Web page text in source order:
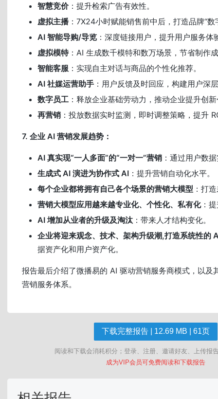
智慧竞价：提升检索广告有效性。
虚拟主播 ：7X24小时赋能销售前中后，打造品牌“数
AI 智能导购/导览 ：深度链接用户，提升用户服务体
虚拟模特：AI 生成数千模特和数万场景，节省制作
智能客服 ：实现自主对话与商品的个性化推荐。
AI 社媒运营助手 ：用户反馈及时回应，构建用户深
数字员工 ：释放企业基础劳动力，推动企业提升创
再营销 ：投放数据实时监测，即时调整策略，提升
7. 企业 AI 营销发展趋势：
AI 真实现“一人多面”的“一对一”营销 ：通过用户数
生成式 AI 演进为协作式 AI ：提升营销自动化水平。
每个企业都将拥有自己各个场景的营销大模型 ：打
营销大模型应用越来越专业化、个性化、私有化：
AI 增加从业者的升级及淘汰 ：带来人才结构变化。
企业将迎来观念、技术、架构升级潮,打造系统性的
据资产化和用户资产化。
报告最后介绍了微播易的 AI 驱动营销服务商模式，以及
营销服务体系。
下载完整报告 | 12.69 MB | 61页
阅读和下载会消耗积分；登录、注册、邀请好友、上传报
成为VIP会员可免费阅读和下载报告